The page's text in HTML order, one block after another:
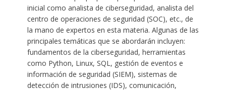
inicial como analista de ciberseguridad, analista del
centro de operaciones de seguridad (SOC), etc., de
la mano de expertos en esta materia. Algunas de las
principales temáticas que se abordarán incluyen:
fundamentos de la ciberseguridad, herramientas
como Python, Linux, SQL, gestión de eventos e
información de seguridad (SIEM), sistemas de
detección de intrusiones (IDS), comunicación,